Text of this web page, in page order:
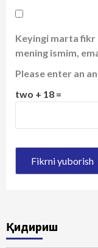
Keyingi marta
mening ismim,
Please enter an
two + 18 =
Қидириш